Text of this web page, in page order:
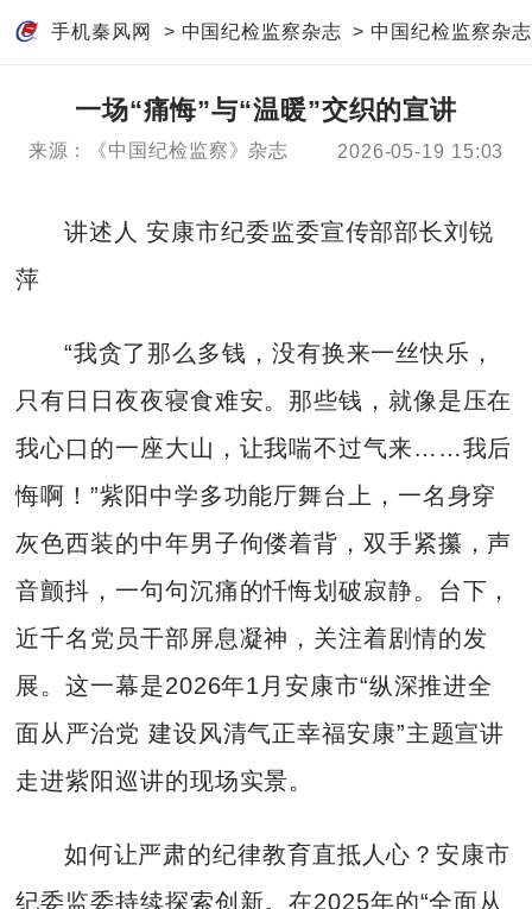
手机秦风网 > 中国纪检监察杂志 >中国纪检监察杂志
一场“痛悔”与“温暖”交织的宣讲
来源：《中国纪检监察》杂志 2026-05-19 15:03
讲述人 安康市纪委监委宣传部部长刘锐
萍
“我贪了那么多钱，没有换来一丝快乐，
只有日日夜夜寝食难安。那些钱，就像是压在
我心口的一座大山，让我喘不过气来……我后
悔啊！”紫阳中学多功能厅舞台上，一名身穿
灰色西装的中年男子佝偻着背，双手紧攥，声
音颤抖，一句句沉痛的忏悔划破寂静。台下，
近千名党员干部屏息凝神，关注着剧情的发
展。这一幕是2026年1月安康市“纵深推进全
面从严治党 建设风清气正幸福安康”主题宣讲
走进紫阳巡讲的现场实景。
如何让严肃的纪律教育直抵人心？安康市
纪委监委持续探索创新。在2025年的“全面从